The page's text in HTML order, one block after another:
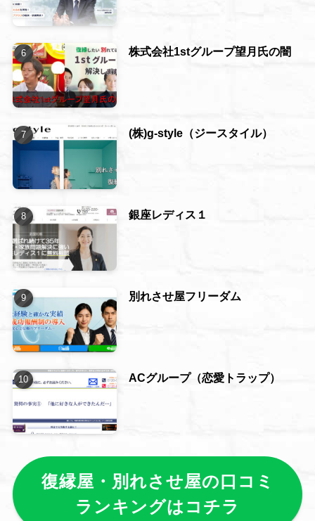
株式会社1stグループ望月氏の闇
(株)g-style（ジースタイル）
銀座レディス１
別れさせ屋フリーダム
ACグループ（恋愛トラップ）
復縁屋・別れさせ屋の口コミ
ランキングはコチラ